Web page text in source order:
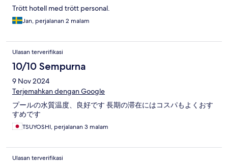
Trött hotell med trött personal.
Jan, perjalanan 2 malam
Ulasan terverifikasi
10/10 Sempurna
9 Nov 2024
Terjemahkan dengan Google
プールの水質温度、良好です 長期の滞在にはコスパもよくおす
すめです
TSUYOSHI, perjalanan 3 malam
Ulasan terverifikasi